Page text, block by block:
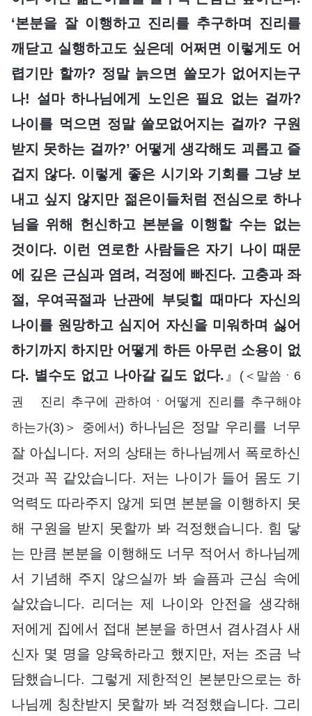
‘본분을 잘 이행하고 진리를 추구하며 진리를
깨닫고 실행하고도 싶은데 어쩌면 이렇게도 어
렵기만 할까? 정말 늙으면 쓸모가 없어지는구
나! 설마 하나님에게 노인은 필요 없는 걸까?
나이를 먹으면 정말 쓸모없어지는 걸까? 구원
받지 못하는 걸까?’ 어떻게 생각해도 괴롭고 즐
겁지 않다. 이렇게 좋은 시기와 기회를 그냥 보
내고 싶지 않지만 젊은이들처럼 전심으로 하나
님을 위해 헌신하고 본분을 이행할 수는 없는
것이다. 이런 연로한 사람들은 자기 나이 때문
에 깊은 근심과 염려, 걱정에 빠진다. 고충과 좌
절, 우여곡절과 난관에 부딪힐 때마다 자신의
나이를 원망하고 심지어 자신을 미워하며 싫어
하기까지 하지만 어떻게 하든 아무런 소용이 없
다. 별수도 없고 나아갈 길도 없다. 』 (＜말씀ㆍ6
권 진리 추구에 관하여ㆍ어떻게 진리를 추구해야
하는가(3)＞ 중에서) 하나님은 정말 우리를 너무
잘 아십니다. 저의 상태는 하나님께서 폭로하신
것과 꼭 같았습니다. 저는 나이가 들어 몸도 기
억력도 따라주지 않게 되면 본분을 이행하지 못
해 구원을 받지 못할까 봐 걱정했습니다. 힘 닿
는 만큼 본분을 이행해도 너무 적어서 하나님께
서 기념해 주지 않으실까 봐 슬픔과 근심 속에
살았습니다. 리더는 제 나이와 안전을 생각해
저에게 집에서 접대 본분을 하면서 겸사겸사 새
신자 몇 명을 양육하라고 했지만, 저는 조금 낙
담했습니다. 그렇게 제한적인 본분만으로는 하
나님께 칭찬받지 못할까 봐 걱정했습니다. 그리